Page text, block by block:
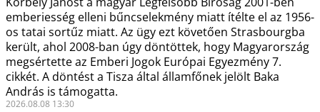
emberiesség elleni bűncselekmény miatt ítélte el az 1956-
os tatai sortűz miatt. Az ügy ezt követően Strasbourgba
került, ahol 2008-ban úgy döntöttek, hogy Magyarország
megsértette az Emberi Jogok Európai Egyezmény 7.
cikkét. A döntést a Tisza által államfőnek jelölt Baka
András is támogatta.
2026.08.08 13:30